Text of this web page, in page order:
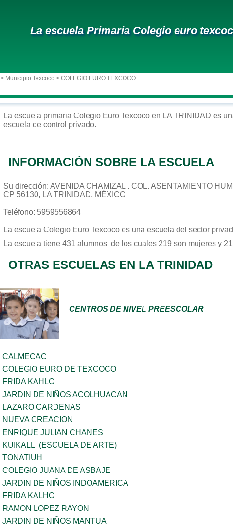
La escuela Primaria Colegio euro
> Municipio Texcoco > COLEGIO EURO TEXCOCO
La escuela primaria Colegio Euro Texcoco en LA TRINIDAD es
escuela de control privado.
INFORMACIÓN SOBRE LA ESCUELA
Su dirección: AVENIDA CHAMIZAL , COL. ASENTAMIENTO
CP 56130, LA TRINIDAD, MÉXICO
Teléfono: 5959556864
La escuela Colegio Euro Texcoco es una escuela del sector
La escuela tiene 431 alumnos, de los cuales 219 son mujeres y
OTRAS ESCUELAS EN LA TRINIDAD
CENTROS DE NIVEL PREESCOLAR
CALMECAC
COLEGIO EURO DE TEXCOCO
FRIDA KAHLO
JARDIN DE NIÑOS ACOLHUACAN
LAZARO CARDENAS
NUEVA CREACION
ENRIQUE JULIAN CHANES
KUIKALLI (ESCUELA DE ARTE)
TONATIUH
COLEGIO JUANA DE ASBAJE
JARDIN DE NIÑOS INDOAMERICA
FRIDA KALHO
RAMON LOPEZ RAYON
JARDIN DE NIÑOS MANTUA